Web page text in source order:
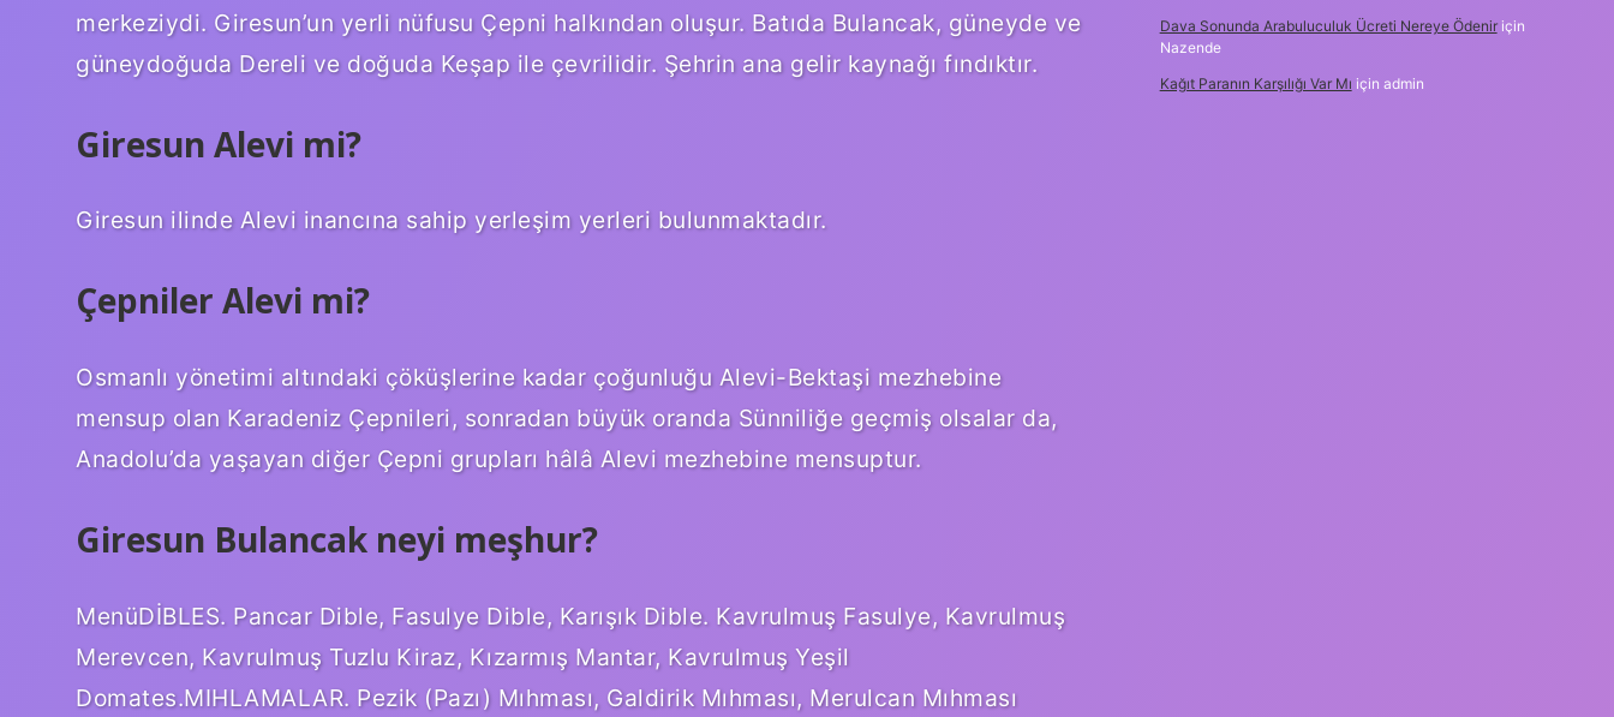
merkeziydi. Giresun’un yerli nüfusu Çepni halkından oluşur. Batıda Bulancak, güneyde ve
güneydoğuda Dereli ve doğuda Keşap ile çevrilidir. Şehrin ana gelir kaynağı fındıktır.
Giresun Alevi mi?
Giresun ilinde Alevi inancına sahip yerleşim yerleri bulunmaktadır.
Çepniler Alevi mi?
Osmanlı yönetimi altındaki çöküşlerine kadar çoğunluğu Alevi-Bektaşi mezhebine
mensup olan Karadeniz Çepnileri, sonradan büyük oranda Sünniliğe geçmiş olsalar da,
Anadolu’da yaşayan diğer Çepni grupları hâlâ Alevi mezhebine mensuptur.
Giresun Bulancak neyi meşhur?
MenüDİBLES. Pancar Dible, Fasulye Dible, Karışık Dible. Kavrulmuş Fasulye, Kavrulmuş
Merevcen, Kavrulmuş Tuzlu Kiraz, Kızarmış Mantar, Kavrulmuş Yeşil
Domates.MIHLAMALAR. Pezik (Pazı) Mıhması, Galdirik Mıhması, Merulcan Mıhması
Dava Sonunda Arabuluculuk Ücreti Nereye Ödeniriçin
Nazende
Kağıt Paranın Karşılığı Var Mı için admin